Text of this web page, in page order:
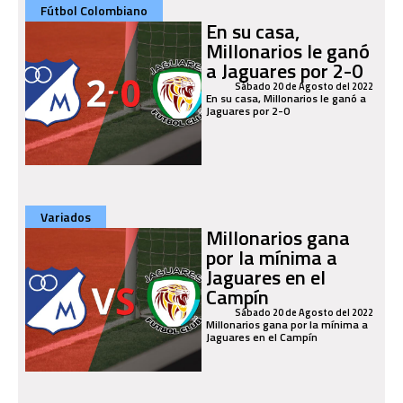
Fútbol Colombiano
En su casa,
Millonarios le ganó
a Jaguares por 2-0
Sábado 20 de Agosto del 2022
En su casa, Millonarios le ganó a
Jaguares por 2-0
Variados
Millonarios gana
por la mínima a
Jaguares en el
Campín
Sábado 20 de Agosto del 2022
Millonarios gana por la mínima a
Jaguares en el Campín